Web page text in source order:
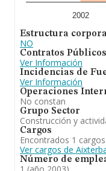
2002
Estructura
NO
Contratos
Ver Información
Incidencias de
Ver Información
Operaciones
No constan
Grupo Sector
Construcción y
Cargos
Encontrados 1
Ver cargos de
Número de